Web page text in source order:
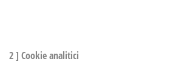
2 ] Cookie analitici